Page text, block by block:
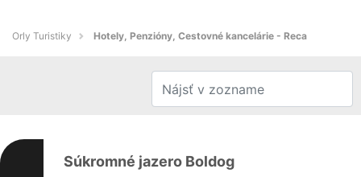
Orly Turistiky Hotely, Penzióny, Cestovné kancelárie - Reca
Súkromné jazero Boldog